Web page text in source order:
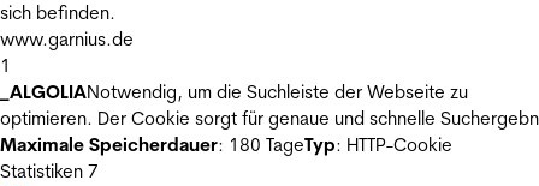
sich befinden.
www.garnius.de
1
_ALGOLIANotwendig, um die Suchleiste der Webseite zu
optimieren. Der Cookie sorgt für genaue und schnelle
Maximale Speicherdauer: 180 TageTyp: HTTP-Cookie
Statistiken 7